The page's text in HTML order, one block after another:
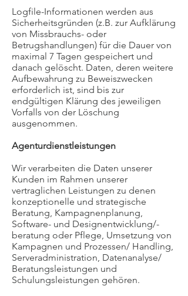
Logfile-Informationen werden aus
Sicherheitsgründen (z.B. zur Aufklärung
von Missbrauchs- oder
Betrugshandlungen) für die Dauer von
maximal 7 Tagen gespeichert und
danach gelöscht. Daten, deren weitere
Aufbewahrung zu Beweiszwecken
erforderlich ist, sind bis zur
endgültigen Klärung des jeweiligen
Vorfalls von der Löschung
ausgenommen.
Agenturdienstleistungen
Wir verarbeiten die Daten unserer
Kunden im Rahmen unserer
vertraglichen Leistungen zu denen
konzeptionelle und strategische
Beratung, Kampagnenplanung,
Software- und Designentwicklung/-
beratung oder Pflege, Umsetzung von
Kampagnen und Prozessen/ Handling,
Serveradministration, Datenanalyse/
Beratungsleistungen und
Schulungsleistungen gehören.